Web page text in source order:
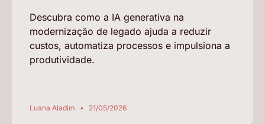
Descubra como a IA generativa na
modernização de legado ajuda a reduzir
custos, automatiza processos e impulsiona a
produtividade.
Luana Aladim 21/05/2026